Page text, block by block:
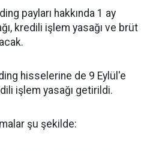
payları hakkında 1 ay
kredili işlem yasağı ve brüt
hisselerine de 9 Eylül'e
işlem yasağı getirildi.
şu şekilde: